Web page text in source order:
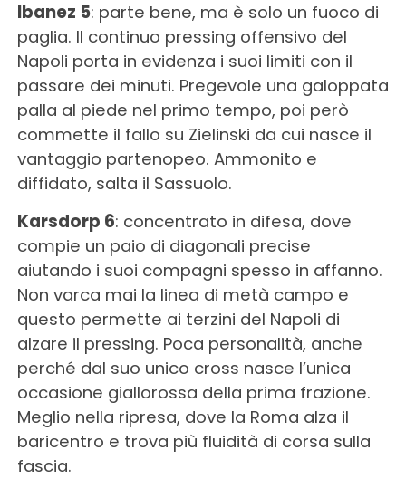
Ibanez 5: parte bene, ma è solo un fuoco di
paglia. Il continuo pressing offensivo del
Napoli porta in evidenza i suoi limiti con il
passare dei minuti. Pregevole una galoppata
palla al piede nel primo tempo, poi però
commette il fallo su Zielinski da cui nasce il
vantaggio partenopeo. Ammonito e
diffidato, salta il Sassuolo.
Karsdorp 6: concentrato in difesa, dove
compie un paio di diagonali precise
aiutando i suoi compagni spesso in affanno.
Non varca mai la linea di metà campo e
questo permette ai terzini del Napoli di
alzare il pressing. Poca personalità, anche
perché dal suo unico cross nasce l’unica
occasione giallorossa della prima frazione.
Meglio nella ripresa, dove la Roma alza il
baricentro e trova più fluidità di corsa sulla
fascia.